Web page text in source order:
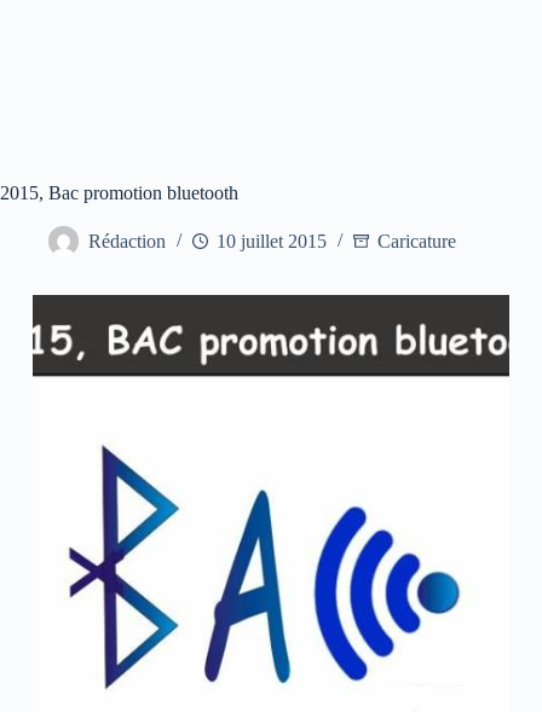
2015, Bac promotion bluetooth
Rédaction 10 juillet 2015 Caricature